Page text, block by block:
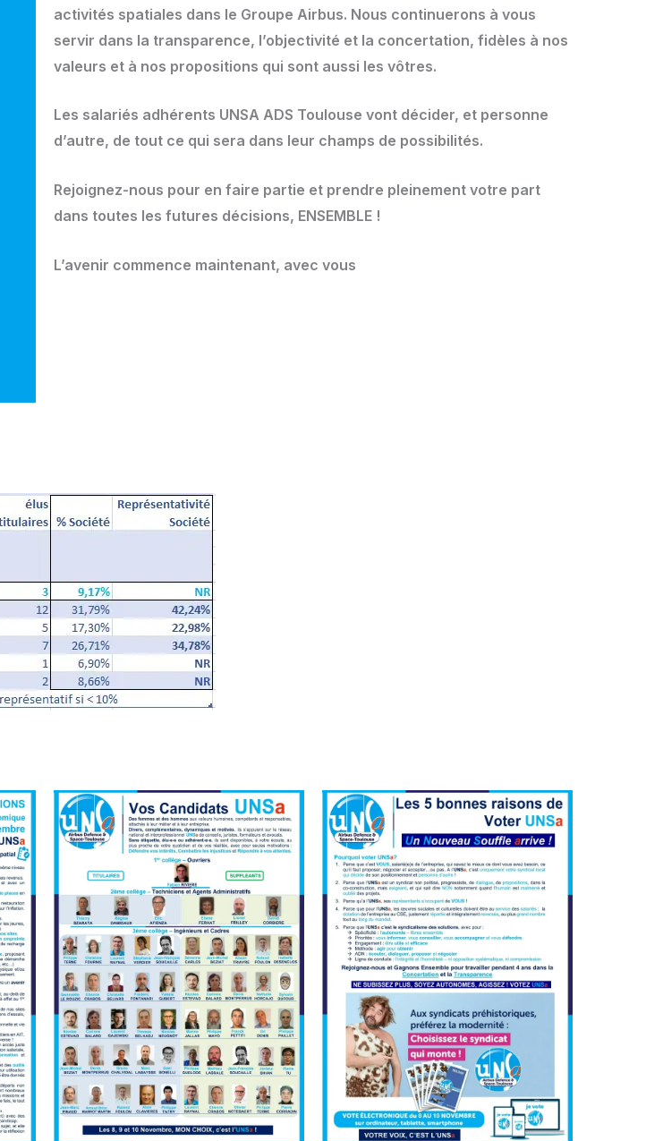
activités spatiales dans le Groupe Airbus. Nous continuerons à vous
servir dans la transparence, l’objectivité et la concertation, fidèles à nos
valeurs et à nos propositions qui sont aussi les vôtres.
Les salariés adhérents UNSA ADS Toulouse vont décider, et personne
d’autre, de tout ce qui sera dans leur champs de possibilités.
Rejoignez-nous pour en faire partie et prendre pleinement votre part
dans toutes les futures décisions, ENSEMBLE !
L’avenir commence maintenant, avec vous